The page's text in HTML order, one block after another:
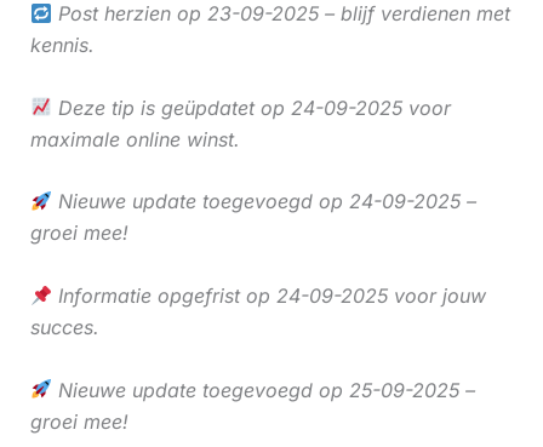
Post herzien op 23-09-2025 – blijf verdienen met
kennis.
Deze tip is geüpdatet op 24-09-2025 voor
maximale online winst.
Nieuwe update toegevoegd op 24-09-2025 –
groei mee!
Informatie opgefrist op 24-09-2025 voor jouw
succes.
Nieuwe update toegevoegd op 25-09-2025 –
groei mee!